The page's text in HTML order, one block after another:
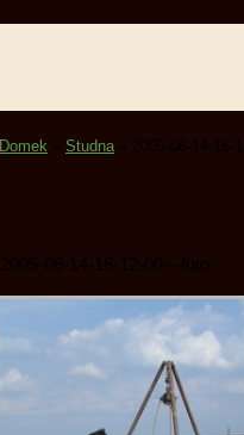
Domek Studna» 2005-06-14-16-
2005-06-14-16-12-00---foto